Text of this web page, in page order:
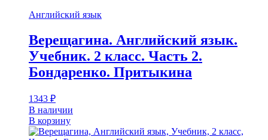
Английский язык
Верещагина. Английский язык.
Учебник. 2 класс. Часть 2.
Бондаренко. Притыкина
1343 ₽
В наличии
В корзину